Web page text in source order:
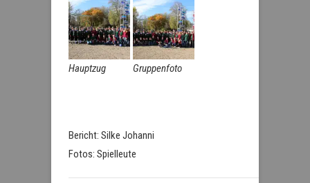
Hauptzug Gruppenfoto
Bericht: Silke Johanni
Fotos: Spielleute